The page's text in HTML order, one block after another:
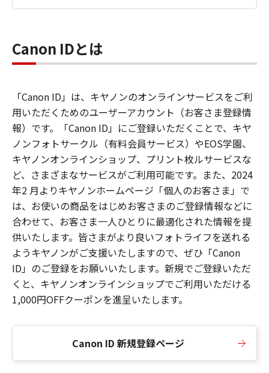
Canon IDとは
「Canon ID」は、キヤノンのオンラインサービスをご利
用いただくためのユーザーアカウント（お客さま登録情
報）です。「Canon ID」にご登録いただくことで、キヤ
ノンフォトサークル（有料会員サービス）やEOS学園、
キヤノンオンラインショップ、プリント枚ルサービスな
ど、さまざまなサービスがご利用可能です。また、2024
年2 月よりキヤノンホームページ「個人のお客さま」で
は、お使いの商品をはじめお客さまのご登録情報などに
合わせて、お客さま一人ひとりに最適化された情報を提
供いたします。皆さまがより良いフォトライフを送れる
ようキヤノンがご支援いたしますので、ぜひ「Canon
ID」のご登録をお願いいたします。新規でご登録いただ
くと、キヤノンオンラインショップでご利用いただける
1,000円OFFクーポンを進呈いたします。
Canon ID 新規登録ページ